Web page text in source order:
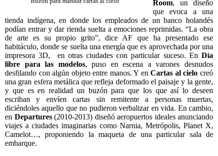
Room, un diseño
que evoca a una
tienda indígena, en donde los empleados de un banco holandés
podían entrar y dar rienda suelta a emociones reprimidas. “La obra
de arte es su propio grito”, dice AF que ha presentado ese
habitáculo, donde se suelta una energía que es aprovechada por una
impresora 3D, en otras ciudades con particular suceso. En Día
libre para las modelos, puso en escena a varones desnudos
desfilando con algún objeto entre manos. Y enCartas al cielo creó
una gran esfera metálica que refleja deformado el paisaje y la gente,
y que es en realidad un buzón para que los que así lo deseen
escriban y envíen cartas sin remitente a personas muertas,
diciéndoles aquello que no pudieron verbalizar en vida. En cambio,
en Departures(2010-2013) diseñó aeropuertos ideales anunciando
viajes a ciudades imaginarias como Narnia, Metrópolis, Planet X,
Camelot…, proponiendo la maqueta de una particular sala de
embarque.